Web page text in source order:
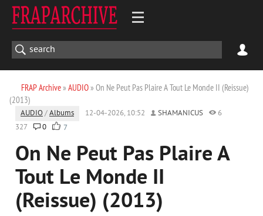
FRAP Archive» AUDIO» On Ne Peut Pas Plaire A Tout Le Monde II (Reissue)
(2013)
AUDIO /Albums 12-04-2026, 10:52 SHAMANICUS
6
327
0 7
On Ne Peut Pas Plaire A
Tout Le Monde II
(Reissue) (2013)